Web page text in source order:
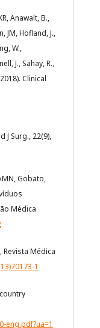
Anawalt, B.,
JM, Hofland, J.,
W.,
J., Sahay, R.,
Clinical
J Surg., 22(9),
Gobato,
Médica
Revista Médica
1
eng.pdf?ua=1